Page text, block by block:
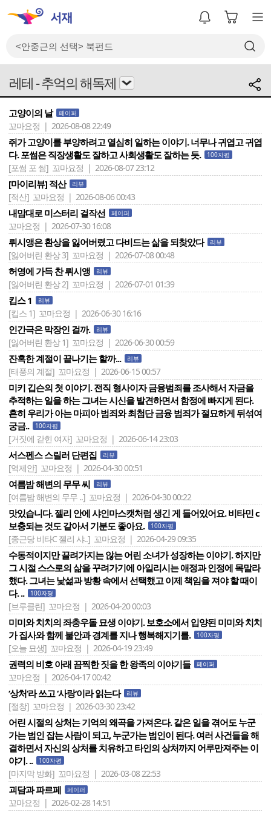
레테 - 추억의 해독제
고양이의 날 페이퍼
꼬마요정 | 2026-08-08 22:49
쥐가 고양이를 부양하려고 열심히 일하는 이야기. 너무나 귀엽고 귀엽
다. 포썸은 직장생활도 잘하고 사회생활도 잘하는 듯.
100자평
[포썸 포 썸] 꼬마요정 | 2026-08-07 23:12
[마이리뷰] 적산 리뷰
[적산] 꼬마요정 | 2026-08-06 00:43
내맘대로 미스터리 걸작선 페이퍼
꼬마요정 | 2026-07-30 16:08
뤼시앵은 환상을 잃어버렸고 다비드는 삶을 되찾았다 리뷰
[잃어버린 환상 3] 꼬마요정 | 2026-07-08 00:48
허영에 가득 찬 뤼시앵 리뷰
[잃어버린 환상 2] 꼬마요정 | 2026-07-01 01:39
킵스 1 리뷰
[킵스 1] 꼬마요정 | 2026-06-30 16:16
인간극은 막장인 걸까. 리뷰
[잃어버린 환상 1] 꼬마요정 | 2026-06-30 00:59
잔혹한 계절이 끝나기는 할까... 리뷰
[태풍의 계절] 꼬마요정 | 2026-06-15 00:57
미키 깁슨의 첫 이야기. 전직 형사이자 금융범죄를 조사해서 자금을
추적하는 일을 하는 그녀는 시신을 발견하면서 함정에 빠지게 된다.
흔히 우리가 아는 마피아 범죄와 최첨단 금융 범죄가 절묘하게 뒤섞여
궁금..
100자평
[거짓에 갇힌 여자] 꼬마요정 | 2026-06-14 23:03
서스펜스 스릴러 단편집 리뷰
[역제안] 꼬마요정 | 2026-04-30 00:51
여름밤 해변의 무무 씨 리뷰
[여름밤 해변의 무무 ..] 꼬마요정 | 2026-04-30 00:22
맛있습니다. 젤리 안에 샤인마스캣처럼 생긴 게 들어있어요. 비타민 c
보충되는 것도 같아서 기분도 좋아요.
100자평
[종근당 비타C 젤리 샤..] 꼬마요정 | 2026-04-29 09:35
수동적이지만 끌려가지는 않는 어린 소녀가 성장하는 이야기. 하지만
그 시절 스스로의 삶을 꾸려가기에 아일리시는 애정과 인정에 목말라
했다. 그녀는 낯섦과 방황 속에서 선택했고 이제 책임을 져야 할 때이
다. ..
100자평
[브루클린] 꼬마요정 | 2026-04-20 00:03
미미와 치치의 좌충우돌 묘생 이야기. 보호소에서 입양된 미미와 치치
가 집사와 함께 불안과 경계를 지나 행복해지기를.
100자평
[오늘 묘생] 꼬마요정 | 2026-04-19 23:49
권력의 비호 아래 끔찍한 짓을 한 왕족의 이야기들 페이퍼
꼬마요정 | 2026-04-17 00:42
‘상처‘라 쓰고 ‘사랑‘이라 읽는다 리뷰
[절창] 꼬마요정 | 2026-03-30 23:42
어린 시절의 상처는 기억의 왜곡을 가져온다. 같은 일을 겪어도 누군
가는 범인 잡는 사람이 되고, 누군가는 범인이 된다. 여러 사건들을 해
결하면서 자신의 상처를 치유하고 타인의 상처까지 어루만져주는 이
야기. ..
100자평
[마지막 방화] 꼬마요정 | 2026-03-08 22:53
괴담과 파르페 페이퍼
꼬마요정 | 2026-02-28 14:51